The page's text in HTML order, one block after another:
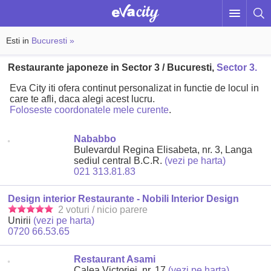
Esti in Bucuresti »
Restaurante japoneze in Sector 3 / Bucuresti,Sector 3.
Eva City iti ofera continut personalizat in functie de locul in
care te afli, daca alegi acest lucru.
Foloseste coordonatele mele curente.
Nababbo
Bulevardul Regina Elisabeta, nr. 3, Langa
sediul central B.C.R. (vezi pe harta)
021 313.81.83
Design interior Restaurante - Nobili Interior Design
2 voturi / nicio parere
Unirii (vezi pe harta)
0720 66.53.65
Restaurant Asami